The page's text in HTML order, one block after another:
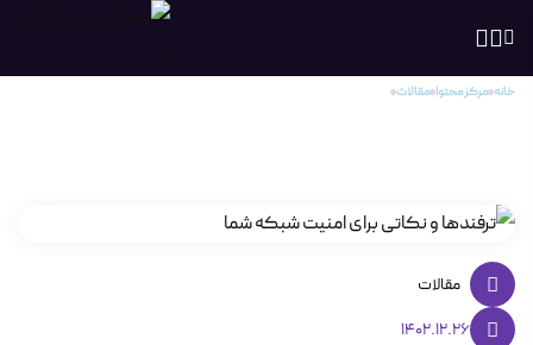
خانه مرکز محتوا مقالات
مقالات
1402.12.26